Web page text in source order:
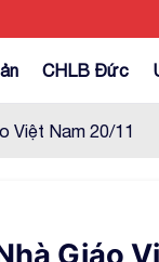
CHLB Đức
Việt Nam 20/11
Giáo